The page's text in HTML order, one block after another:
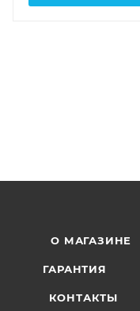
О МАГАЗИНЕ
ГАРАНТИЯ
КОНТАКТЫ